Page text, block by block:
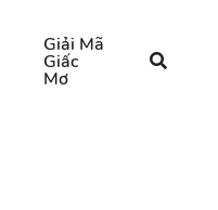
Giải Mã
Giấc
Mơ